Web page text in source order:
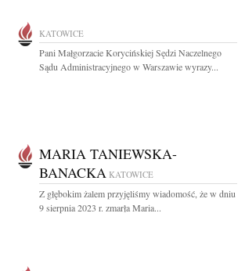
KATOWICE
Pani Małgorzacie Korycińskiej Sędzi Naczelnego
Sądu Administracyjnego w Warszawie wyrazy...
MARIA TANIEWSKA-
BANACKA KATOWICE
Z głębokim żalem przyjęliśmy wiadomość, że w dniu
9 sierpnia 2023 r. zmarła Maria...